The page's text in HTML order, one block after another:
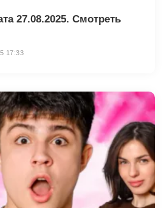
27.08.2025. Смотреть
17:33